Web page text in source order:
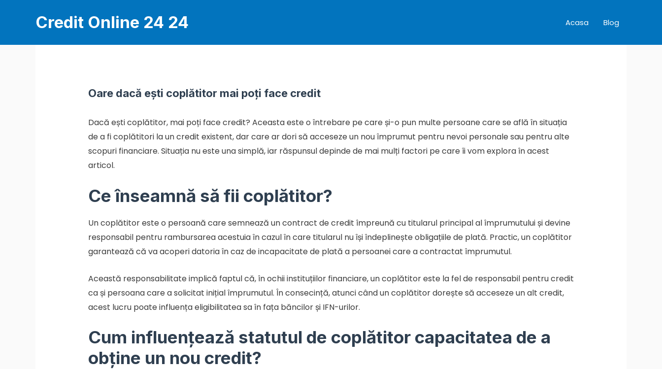
Credit Online 24 24 Acasa Blog
Oare dacă ești coplătitor mai poți face credit
Dacă ești coplătitor, mai poți face credit? Aceasta este o întrebare pe care și-o pun multe persoane care se află în situația
de a fi coplătitori la un credit existent, dar care ar dori să acceseze un nou împrumut pentru nevoi personale sau pentru alte
scopuri financiare. Situația nu este una simplă, iar răspunsul depinde de mai mulți factori pe care îi vom explora în acest
articol.
Ce înseamnă să fii coplătitor?
Un coplătitor este o persoană care semnează un contract de credit împreună cu titularul principal al împrumutului și devine
responsabil pentru rambursarea acestuia în cazul în care titularul nu își îndeplinește obligațiile de plată. Practic, un coplătitor
garantează că va acoperi datoria în caz de incapacitate de plată a persoanei care a contractat împrumutul.
Această responsabilitate implică faptul că, în ochii instituțiilor financiare, un coplătitor este la fel de responsabil pentru credit
ca și persoana care a solicitat inițial împrumutul. În consecință, atunci când un coplătitor dorește să acceseze un alt credit,
acest lucru poate influența eligibilitatea sa în fața băncilor și IFN-urilor.
Cum influențează statutul de coplătitor capacitatea de a
obține un nou credit?